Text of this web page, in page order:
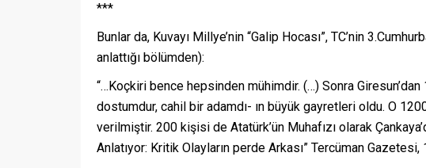
***
Bunlar da, Kuvayı Millye’nin “Galip Hocası”, TC’nin
anlattığı bölümden):
“…Koçkiri bence hepsinden mühimdir. (…) Sonra
dostumdur, cahil bir adamdı- ın büyük gayretleri oldu. O
verilmiştir. 200 kişisi de Atatürk’ün Muhafızı olarak
Anlatıyor: Kritik Olayların perde Arkası” Tercüman